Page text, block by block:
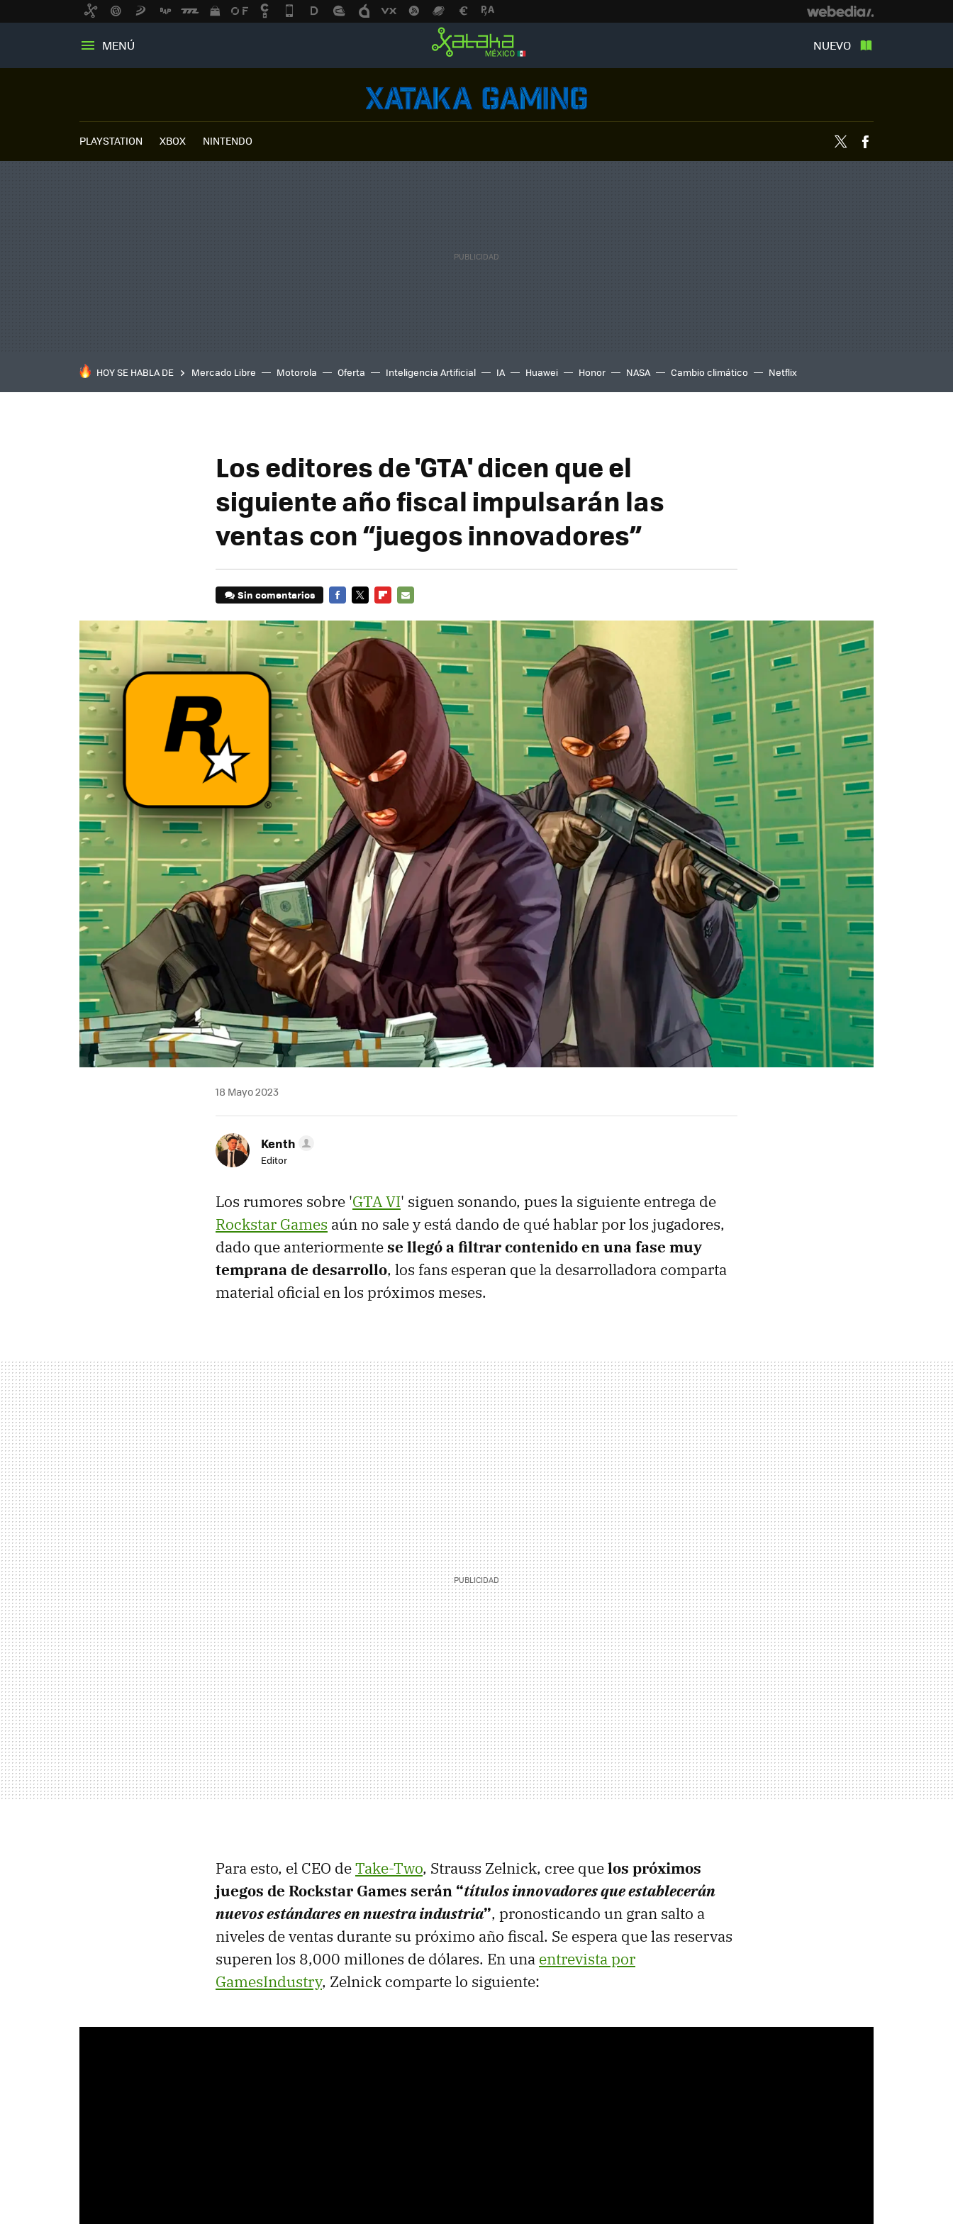
MENÚ NUEVO
PLAYSTATION XBOX NINTENDO Twitter
HOY SE HABLA DE Mercado Libre Motorola Oferta Inteligencia Artificial IA Huawei Honor NASA Cambio climático Netflix
Los editores de 'GTA' dicen que el
siguiente año fiscal impulsarán las
ventas con “juegos innovadores”
Sin comentarios
MAIL
18 Mayo 2023
Kenth
Editor
Los rumores sobre 'GTA VI' siguen sonando, pues la siguiente entrega de
Rockstar Games aún no sale y está dando de qué hablar por los jugadores,
dado que anteriormentese llegó a filtrar contenido en una fase muy
temprana de desarrollo, los fans esperan que la desarrolladora comparta
material oficial en los próximos meses.
Para esto, el CEO deTake-Two, Strauss Zelnick, cree quelos próximos
juegos de Rockstar Games serán “títulos innovadores que establecerán
nuevos estándares en nuestra industria”, pronosticando un gran salto a
niveles de ventas durante su próximo año fiscal. Se espera que las reservas
superen los 8,000 millones de dólares. En una entrevista por
GamesIndustry, Zelnick comparte lo siguiente: